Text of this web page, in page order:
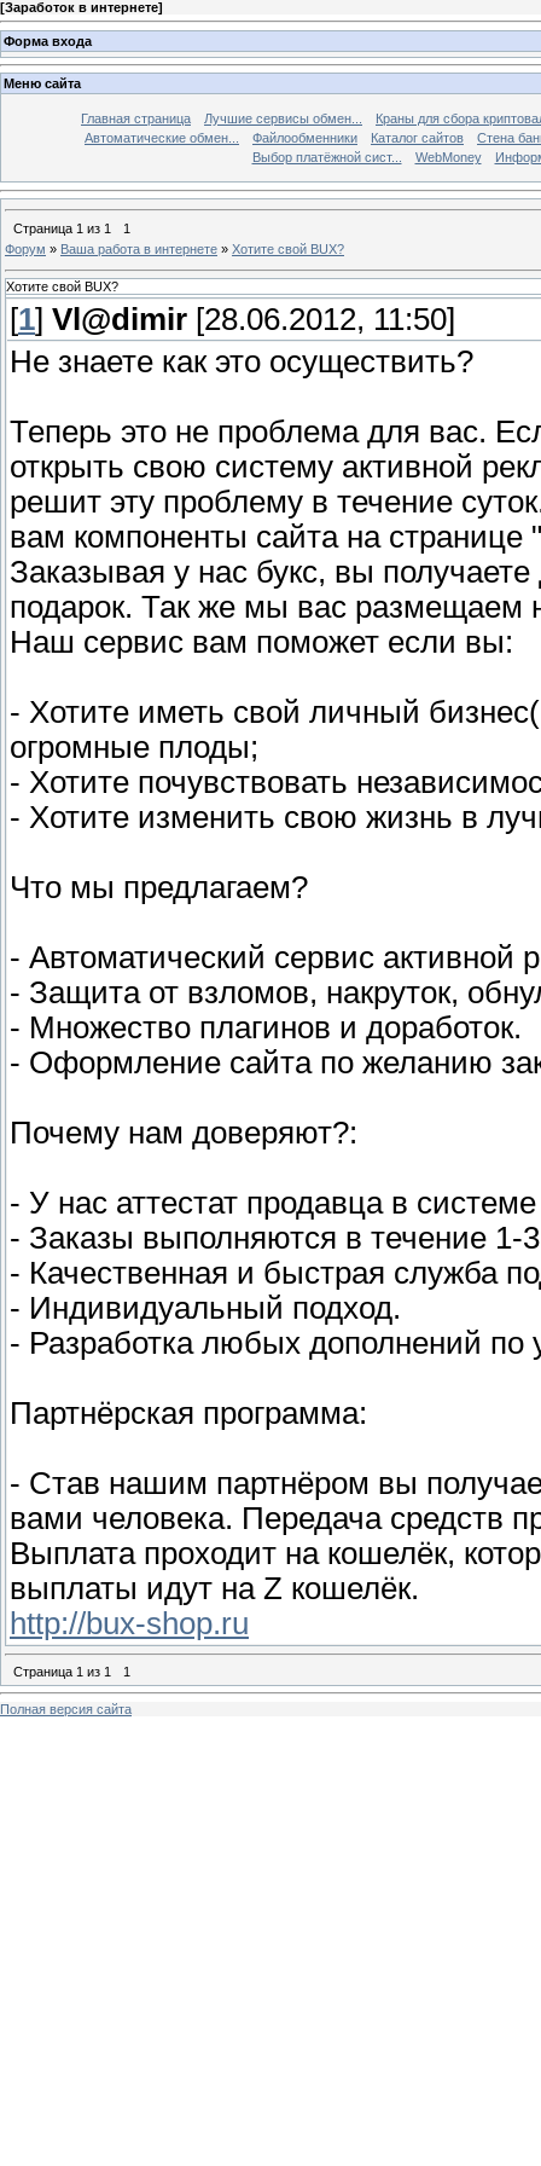
[Заработок в интернете]
Форма входа
Меню сайта
Главная страница Лучшие сервисы обмен...
Краны для сбора
Автоматические обмен...
Файлообменники Каталог сайтов
Стена
Выбор платёжной сист...
WebMoney
Страница 1 из 1
1
Форум » Ваша работа в интернете » Хотите свой BUX?
Хотите свой BUX?
[1] Vl@dimir [28.06.2012, 11:50]
Не знаете как это осуществить?
Теперь это не проблема для вас.
открыть свою систему активной
решит эту проблему в течение
вам компоненты сайта на странице
Заказывая у нас букс, вы
подарок. Так же мы вас размещаем
Наш сервис вам поможет если вы:
- Хотите иметь свой личный
огромные плоды;
- Хотите почувствовать
- Хотите изменить свою жизнь в
Что мы предлагаем?
- Автоматический сервис активной
- Защита от взломов, накруток,
- Множество плагинов и доработок.
- Оформление сайта по желанию
Почему нам доверяют?:
- У нас аттестат продавца в
- Заказы выполняются в течение 1-3
- Качественная и быстрая служба
- Индивидуальный подход.
- Разработка любых дополнений по
Партнёрская программа:
- Став нашим партнёром вы
вами человека. Передача средств
Выплата проходит на кошелёк,
выплаты идут на Z кошелёк.
http://bux-shop.ru
Страница 1 из 1 1
Полная версия сайта